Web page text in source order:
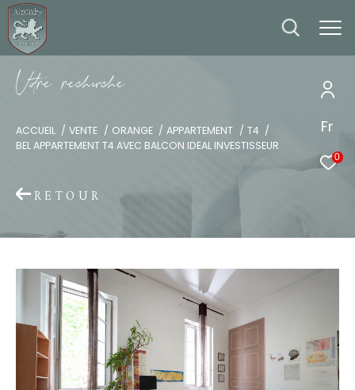
Fr
0
Vore recece
ACCUEIL VENTE ORANGE APPARTEMENT
T4
BEL APPARTEMENT T4 AVEC BALCON IDEAL INVESTISSEUR
RETOUR